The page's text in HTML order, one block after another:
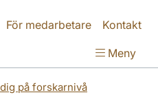
För medarbetare Kontakt
Meny
på forskarnivå